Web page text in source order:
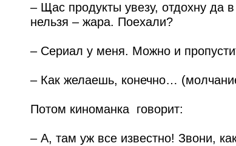
– Щас продукты увезу, отдохну да
нельзя – жара. Поехали?
– Сериал у меня. Можно и
– Как желаешь, конечно…
Потом киноманка говорит:
– А, там уж все известно! Звони,